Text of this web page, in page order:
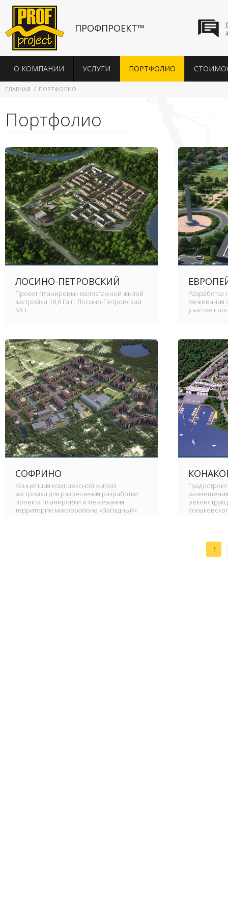
ПРОФПРОЕКТ™
О КОМПАНИИ УСЛУГИ ПОРТФОЛИО
ГЛАВНАЯ ПОРТФОЛИО
Портфолио
ЛОСИНО-ПЕТРОВСКИЙ
Проект планировки малоэтажной жилой
застройки 18,8 Га г. Лосино-Петровский
МО.
Разработка
межевания
участке
СОФРИНО
Концепция комплексной жилой
застройки для разрешения разработки
проекта планировки и межевания
территории микрорайона «Западный»
1